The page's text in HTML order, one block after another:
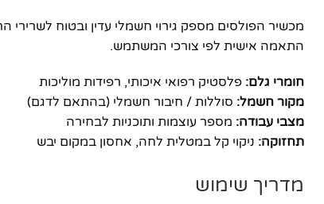
מכשיר הפולסים מספק גירוי חשמלי עדין ובטוח
התאמה אישית לפי צורכי המשתמש.
חומרי גלם: פלסטיק רפואי איכותי, רפידות מוליכות
מקור חשמל: סוללות / חיבור חשמלי (בהתאם לדגם)
מצבי עבודה: מספר עוצמות ותוכניות לבחירה
תחזוקה: ניקוי קל במטלית לחה, אחסון במקום יבש
מדריך שימוש